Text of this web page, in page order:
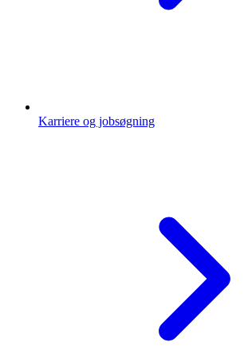
Karriere og jobsøgning